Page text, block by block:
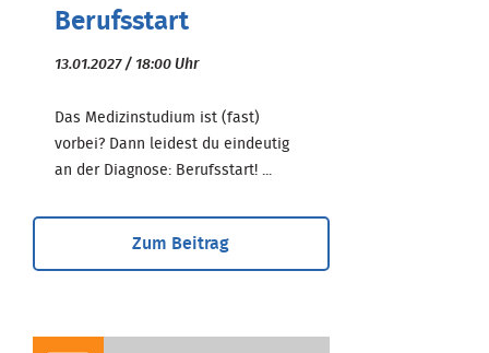
Berufsstart
13.01.2027 / 18:00 Uhr
Das Medizinstudium ist (fast)
vorbei? Dann leidest du eindeutig
an der Diagnose: Berufsstart! ...
Zum Beitrag